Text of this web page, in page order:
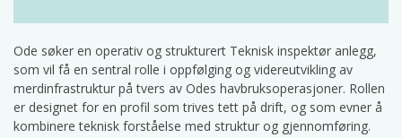
Ode søker en operativ og strukturert Teknisk inspektør anlegg,
som vil få en sentral rolle i oppfølging og videreutvikling av
merdinfrastruktur på tvers av Odes havbruksoperasjoner. Rollen
er designet for en profil som trives tett på drift, og som evner å
kombinere teknisk forståelse med struktur og gjennomføring.